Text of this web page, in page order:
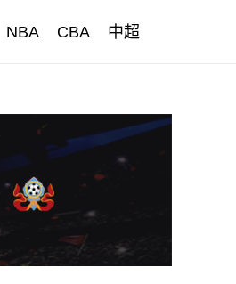
NBA CBA 中超